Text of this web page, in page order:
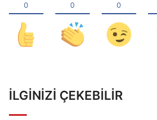
İLGINIZI ÇEKEBILIR